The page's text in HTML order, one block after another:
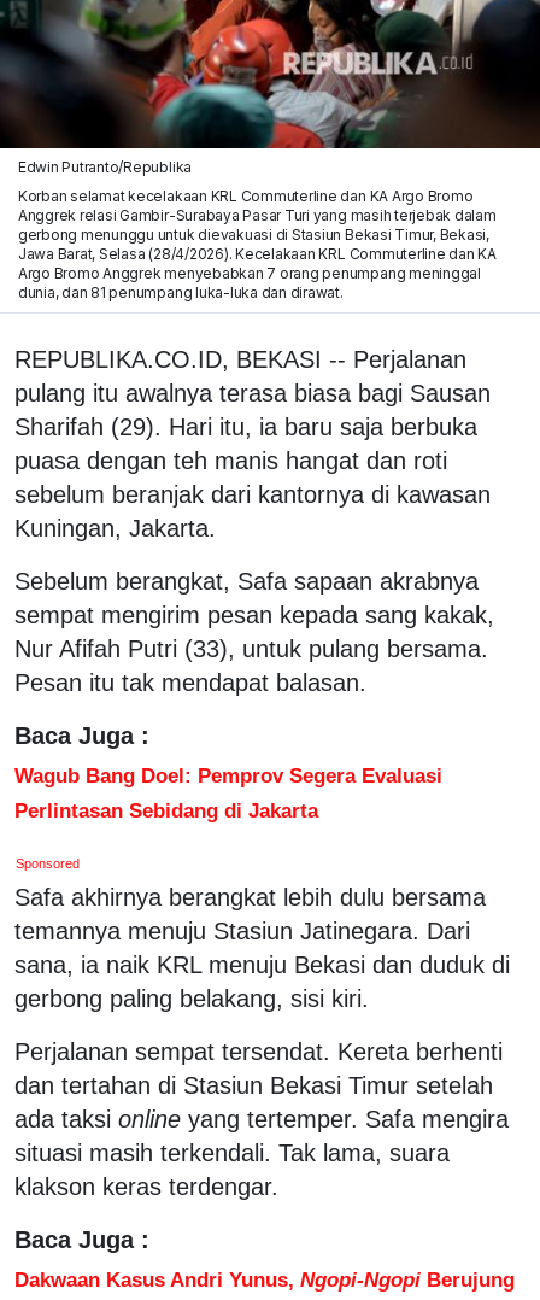
Edwin Putranto/Republika
Korban selamat kecelakaan KRL Commuterline dan KA Argo Bromo
Anggrek relasi Gambir-Surabaya Pasar Turi yang masih terjebak dalam
gerbong menunggu untuk dievakuasi di Stasiun Bekasi Timur, Bekasi,
Jawa Barat, Selasa (28/4/2026). Kecelakaan KRL Commuterline dan KA
Argo Bromo Anggrek menyebabkan 7 orang penumpang meninggal
dunia, dan 81 penumpang luka-luka dan dirawat.
REPUBLIKA.CO.ID, BEKASI -- Perjalanan
pulang itu awalnya terasa biasa bagi Sausan
Sharifah (29). Hari itu, ia baru saja berbuka
puasa dengan teh manis hangat dan roti
sebelum beranjak dari kantornya di kawasan
Kuningan, Jakarta.
Sebelum berangkat, Safa sapaan akrabnya
sempat mengirim pesan kepada sang kakak,
Nur Afifah Putri (33), untuk pulang bersama.
Pesan itu tak mendapat balasan.
Baca Juga :
Wagub Bang Doel: Pemprov Segera Evaluasi
Perlintasan Sebidang di Jakarta
Sponsored
Safa akhirnya berangkat lebih dulu bersama
temannya menuju Stasiun Jatinegara. Dari
sana, ia naik KRL menuju Bekasi dan duduk di
gerbong paling belakang, sisi kiri.
Perjalanan sempat tersendat. Kereta berhenti
dan tertahan di Stasiun Bekasi Timur setelah
ada taksi online yang tertemper. Safa mengira
situasi masih terkendali. Tak lama, suara
klakson keras terdengar.
Baca Juga :
Dakwaan Kasus Andri Yunus, Ngopi-Ngopi Berujung